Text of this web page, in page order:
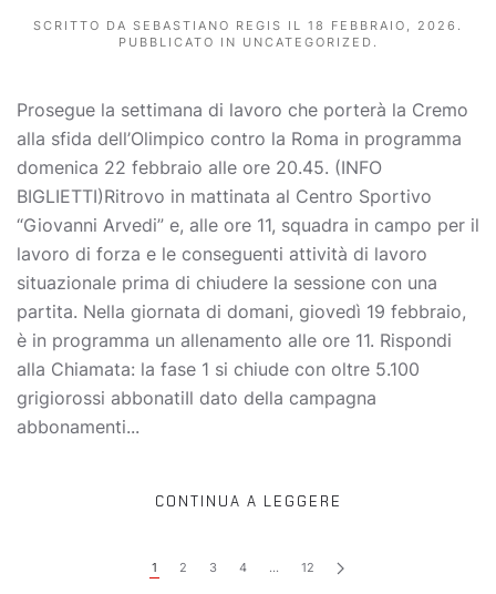
SCRITTO DA SEBASTIANO REGIS IL 18 FEBBRAIO, 2026 .
PUBBLICATO IN UNCATEGORIZED .
Prosegue la settimana di lavoro che porterà la Cremo
alla sfida dell’Olimpico contro la Roma in programma
domenica 22 febbraio alle ore 20.45. (INFO
BIGLIETTI)Ritrovo in mattinata al Centro Sportivo
“Giovanni Arvedi” e, alle ore 11, squadra in campo per il
lavoro di forza e le conseguenti attività di lavoro
situazionale prima di chiudere la sessione con una
partita. Nella giornata di domani, giovedì 19 febbraio,
è in programma un allenamento alle ore 11. Rispondi
alla Chiamata: la fase 1 si chiude con oltre 5.100
grigiorossi abbonatiIl dato della campagna
abbonamenti...
CONTINUA A LEGGERE
1 2 3 4 … 12